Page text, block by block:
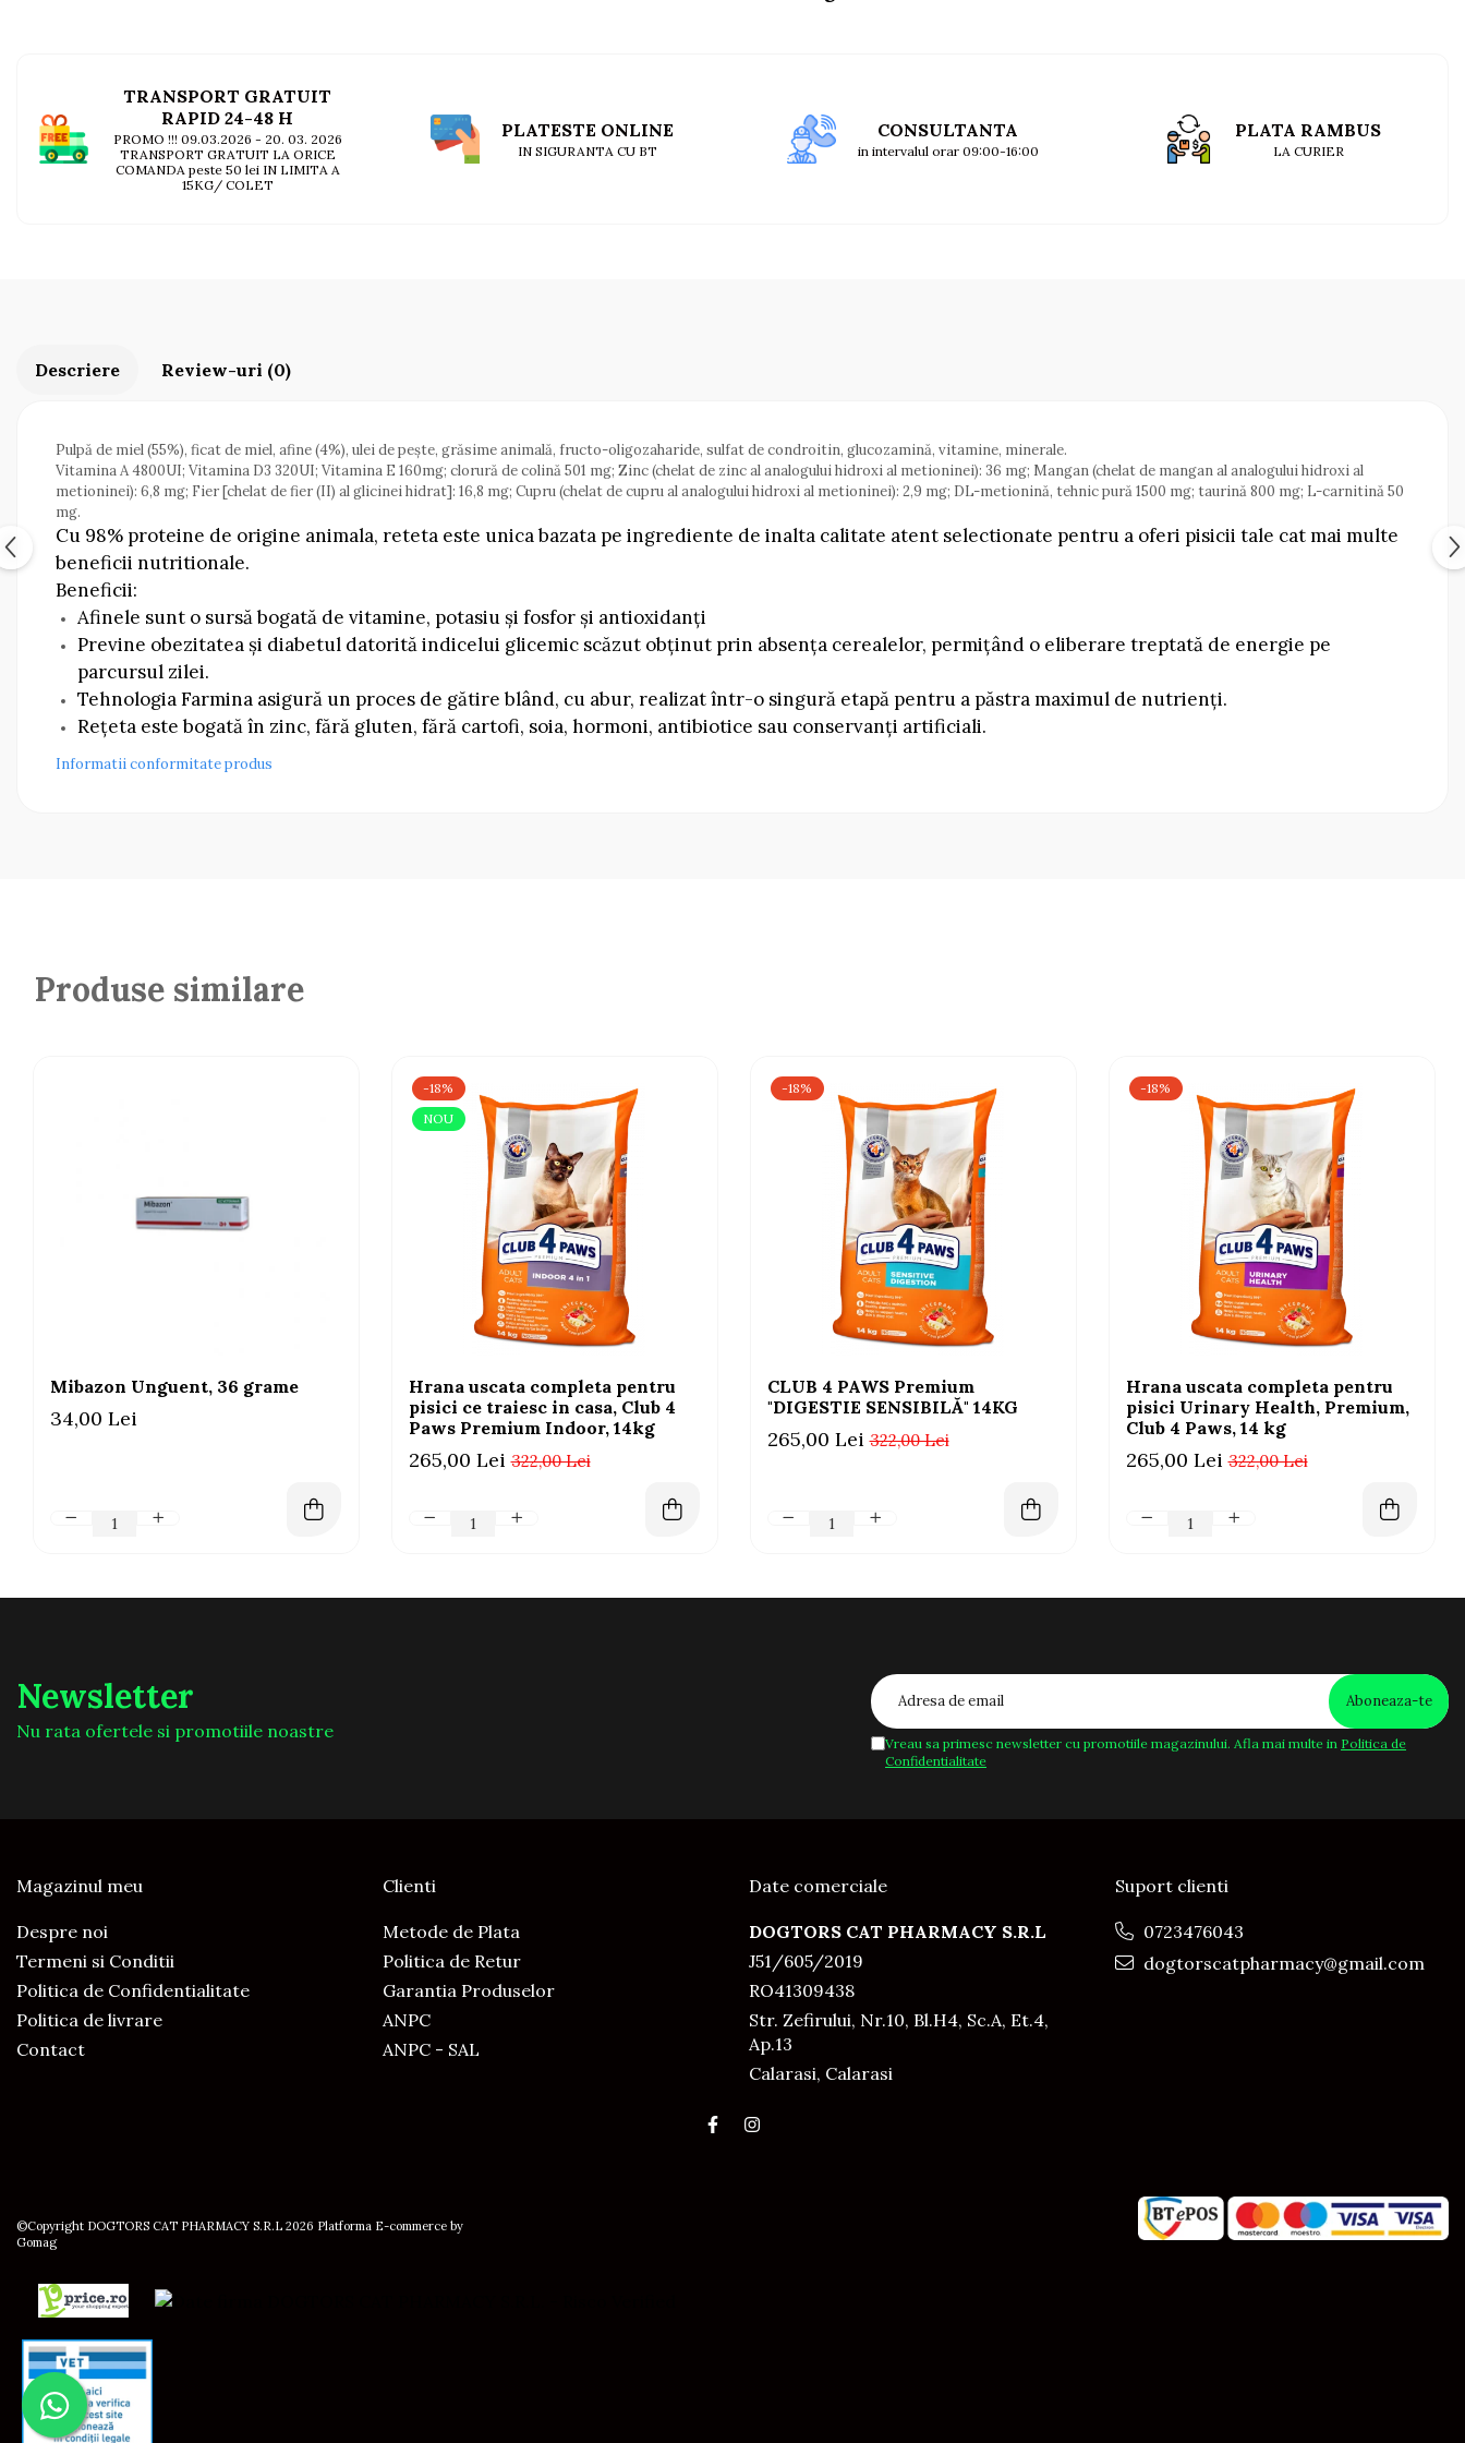
LAPTE PRAF
TRANSPORT GRATUIT
RAPID 24-48 H
PROMO !!! 09.03.2026 - 20. 03. 2026
TRANSPORT GRATUIT LA ORICE
COMANDA peste 50 lei IN LIMITA A
15KG/ COLET
PLATESTE ONLINE
IN SIGURANTA CU BT
CONSULTANTA
in intervalul orar 09:00-16:00
PLATA RAMBUS
LA CURIER
Descriere Review-uri (0)
Pulpă de miel (55%), ficat de miel, afine (4%), ulei de pește, grăsime animală, fructo-oligozaharide, sulfat de condroitin, glucozamină, vitamine, minerale.
Vitamina A 4800UI; Vitamina D3 320UI; Vitamina E 160mg; clorură de colină 501 mg; Zinc (chelat de zinc al analogului hidroxi al metioninei): 36 mg; Mangan (chelat de mangan al analogului hidroxi al
metioninei): 6,8 mg; Fier [chelat de fier (II) al glicinei hidrat]: 16,8 mg; Cupru (chelat de cupru al analogului hidroxi al metioninei): 2,9 mg; DL-metionină, tehnic pură 1500 mg; taurină 800 mg; L-carnitină 50
mg.
Cu 98% proteine de origine animala, reteta este unica bazata pe ingrediente de inalta calitate atent selectionate pentru a oferi pisicii tale cat mai multe
beneficii nutritionale.
Beneficii:
Afinele sunt o sursă bogată de vitamine, potasiu și fosfor și antioxidanți
Previne obezitatea și diabetul datorită indicelui glicemic scăzut obținut prin absența cerealelor, permițând o eliberare treptată de energie pe
parcursul zilei.
Tehnologia Farmina asigură un proces de gătire blând, cu abur, realizat într-o singură etapă pentru a păstra maximul de nutrienți.
Rețeta este bogată în zinc, fără gluten, fără cartofi, soia, hormoni, antibiotice sau conservanți artificiali.
Informatii conformitate produs
Produse similare
Mibazon Unguent, 36 grame
34,00 Lei
-18%
NOU
Hrana uscata completa pentru
pisici ce traiesc in casa, Club 4
Paws Premium Indoor, 14kg
322,00 Lei
265,00 Lei
-18%
CLUB 4 PAWS Premium
"DIGESTIE SENSIBILĂ" 14KG
322,00 Lei
265,00 Lei
-18%
Hrana uscata completa pentru
pisici Urinary Health, Premium,
Club 4 Paws, 14 kg
322,00 Lei
265,00 Lei
Newsletter
Nu rata ofertele si promotiile noastre
Vreau sa primesc newsletter cu promotiile magazinului. Afla mai multe in Politica de
Confidentialitate
Magazinul meu
Despre noi
Termeni si Conditii
Politica de Confidentialitate
Politica de livrare
Contact
Clienti
Metode de Plata
Politica de Retur
Garantia Produselor
ANPC
ANPC - SAL
Date comerciale
DOGTORS CAT PHARMACY S.R.L
J51/605/2019
RO41309438
Str. Zefirului, Nr.10, Bl.H4, Sc.A, Et.4,
Ap.13
Calarasi, Calarasi
Suport clienti
0723476043
dogtorscatpharmacy@gmail.com
©Copyright DOGTORS CAT PHARMACY S.R.L 2026 Platforma E-commerce by
Gomag